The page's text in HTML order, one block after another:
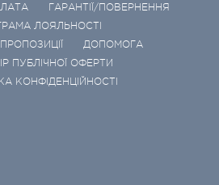
ГАРАНТІЇ/ПОВЕРНЕННЯ
ЛОЯЛЬНОСТІ
ДОПОМОГА
ПУБЛІЧНОЇ ОФЕРТИ
КОНФІДЕНЦІЙНОСТІ